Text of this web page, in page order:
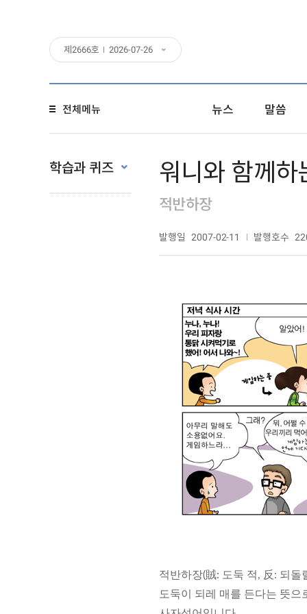
제 2666호 2026-07-26
전체메뉴 뉴스 말씀
학습과 퀴즈 워니와 함께
적반하장
발행일 2007-02-11 발행호수
적반하장(賊: 도둑 적, 反: 되돌
도둑이 되레 매를 든다는 뜻